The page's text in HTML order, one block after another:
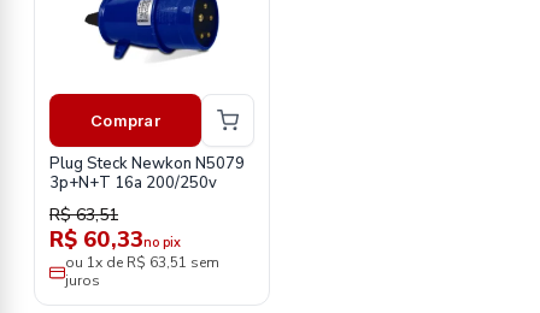
Comprar
Plug Steck Newkon N5079
3p+N+T 16a 200/250v
R$ 63,51
R$ 60,33no pix
ou 1x de R$ 63,51 sem
juros